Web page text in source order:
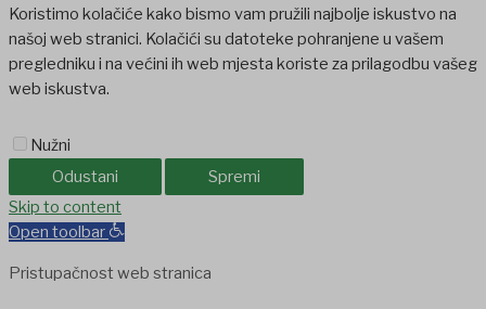
Koristimo kolačiće kako bismo vam pružili najbolje iskustvo na
našoj web stranici. Kolačići su datoteke pohranjene u vašem
pregledniku i na većini ih web mjesta koriste za prilagodbu vašeg
web iskustva.
Nužni
Odustani
Spremi
Skip to content
Open toolbar
Pristupačnost web stranica